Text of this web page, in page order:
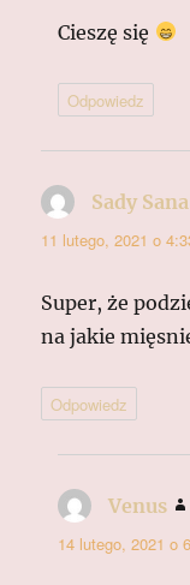
Cieszę się
Odpowiedz
Sady Sana
11 lutego, 2021 o
Super, że
na jakie
Odpowiedz
Venus
14 lutego, 2021 o